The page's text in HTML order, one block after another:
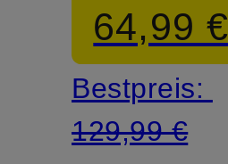
64,99 €
Bestpreis:
129,99 €